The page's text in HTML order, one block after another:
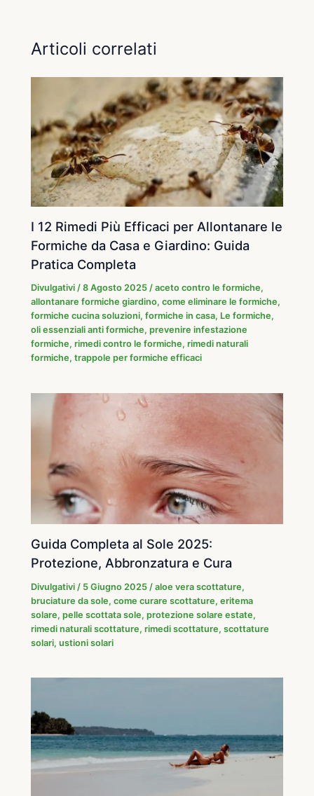
Articoli correlati
I 12 Rimedi Più Efficaci per Allontanare le
Formiche da Casa e Giardino: Guida
Pratica Completa
Divulgativi /8 Agosto 2025/aceto contro le formiche,
allontanare formiche giardino,come eliminare le formiche,
formiche cucina soluzioni,formiche in casa, Le formiche,
oli essenziali anti formiche,prevenire infestazione
formiche,rimedi contro le formiche,rimedi naturali
formiche,trappole per formiche efficaci
Guida Completa al Sole 2025:
Protezione, Abbronzatura e Cura
Divulgativi / 5 Giugno 2025 /aloe vera scottature,
bruciature da sole,come curare scottature,eritema
solare,pelle scottata sole,protezione solare estate,
rimedi naturali scottature,rimedi scottature,scottature
solari,ustioni solari